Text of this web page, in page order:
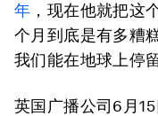
年 ，现在他就把
个月到底是有多糟
我们能在地球上停
英国广播公司6月